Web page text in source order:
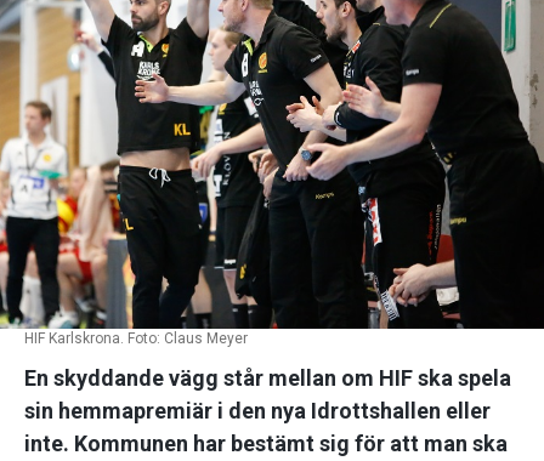
HIF Karlskrona. Foto: Claus Meyer
En skyddande vägg står mellan om HIF ska spela
sin hemmapremiär i den nya Idrottshallen eller
inte. Kommunen har bestämt sig för att man ska